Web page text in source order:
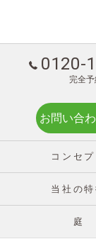
0120-
完全予
お問い合
コンセプ
当社の特
庭